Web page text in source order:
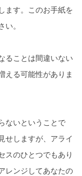
ます。このお手紙を
い。
ることは間違いない
える可能性がありま
ないということで
せしますが、アライ
スのひとつでもあり
レンジしてあなたの